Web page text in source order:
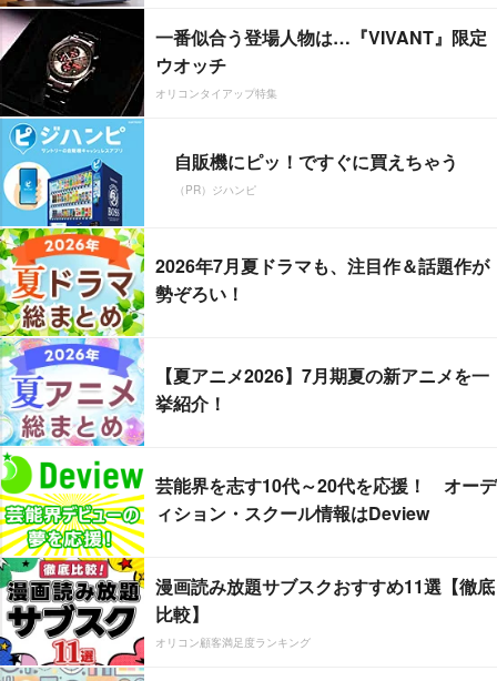
一番似合う登場人物は…『VIVANT』限定
ウオッチ
オリコンタイアップ特集
自販機にピッ！ですぐに買えちゃう
（PR）ジハンピ
2026年7月夏ドラマも、注目作＆話題作が
勢ぞろい！
【夏アニメ2026】7月期夏の新アニメを一
挙紹介！
芸能界を志す10代～20代を応援！ オーデ
ィション・スクール情報はDeview
漫画読み放題サブスクおすすめ11選【徹底
比較】
オリコン顧客満足度ランキング